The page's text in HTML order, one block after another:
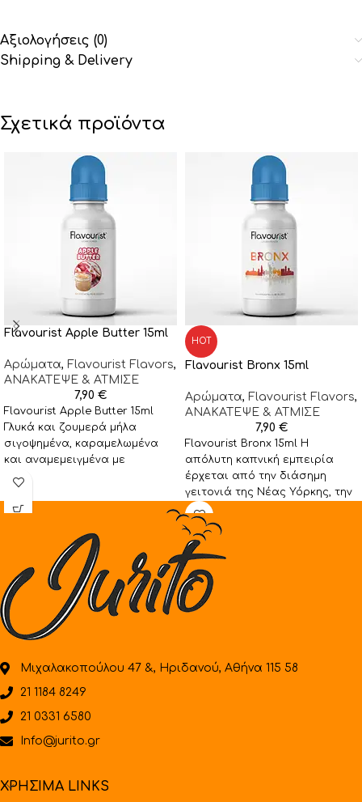
Αξιολογήσεις (0)
Shipping & Delivery
Σχετικά προϊόντα
Flavourist Apple Butter 15ml
Αρώματα, Flavourist Flavors,
ΑΝΑΚΑΤΕΨΕ & ΑΤΜΙΣΕ
7,90 €
Flavourist Apple Butter 15ml
Γλυκά και ζουμερά μήλα
σιγοψημένα, καραμελωμένα
και αναμεμειγμένα με
καρυκεύματα κανέλας και
βουτυράτη
HOT
Flavourist Bronx 15ml
Αρώματα, Flavourist Flavors,
ΑΝΑΚΑΤΕΨΕ & ΑΤΜΙΣΕ
7,90 €
Flavourist Bronx 15ml Η
απόλυτη καπνική εμπειρία
έρχεται από την διάσημη
γειτονιά της Νέας Υόρκης, την
γενέτειρα του hip-hop, που
Μιχαλακοπούλου 47 &, Ηριδανού, Αθήνα 115 58
21 1184 8249
21 0331 6580
Info@jurito.gr
ΧΡΗΣΙΜΑ LINKS